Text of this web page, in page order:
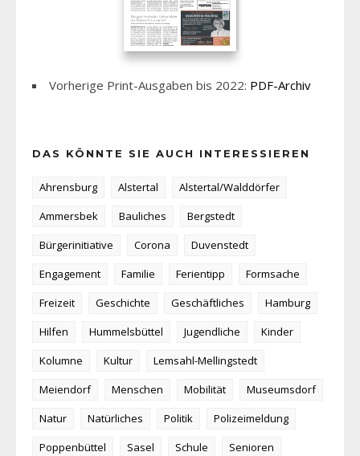
Vorherige Print-Ausgaben bis 2022: PDF-Archiv
DAS KÖNNTE SIE AUCH INTERESSIEREN
Ahrensburg Alstertal
Alstertal/Walddörfer
Ammersbek
Bauliches
Bergstedt
Bürgerinitiative
Corona
Duvenstedt
Engagement
Familie Ferientipp
Formsache
Freizeit
Geschichte Geschäftliches
Hamburg
Hilfen
Hummelsbüttel Jugendliche
Kinder
Kolumne
Kultur
Lemsahl-Mellingstedt
Meiendorf
Menschen Mobilität
Museumsdorf
Natur
Natürliches Politik
Polizeimeldung
Poppenbüttel
Sasel Schule
Senioren